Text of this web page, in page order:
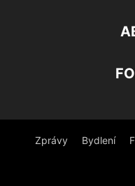
Zprávy Bydlení